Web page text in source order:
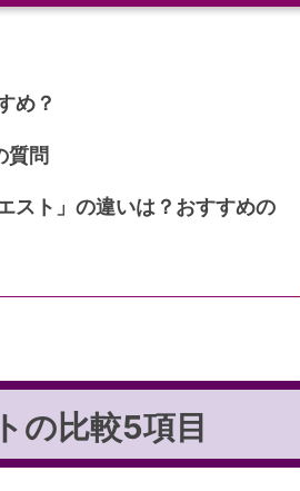
め？
質問
スト」の違いは？おすすめの
の比較5項目